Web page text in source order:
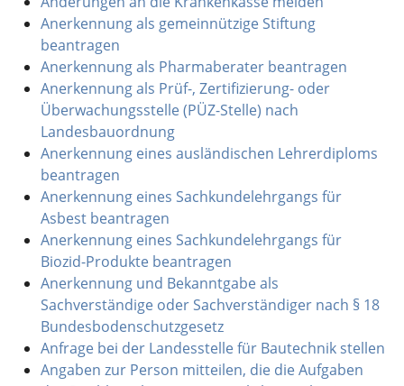
Anerkennung als gemeinnützige Stiftung
beantragen
Anerkennung als Pharmaberater beantragen
Anerkennung als Prüf-, Zertifizierung- oder
Überwachungsstelle (PÜZ-Stelle) nach
Landesbauordnung
Anerkennung eines ausländischen Lehrerdiploms
beantragen
Anerkennung eines Sachkundelehrgangs für
Asbest beantragen
Anerkennung eines Sachkundelehrgangs für
Biozid-Produkte beantragen
Anerkennung und Bekanntgabe als
Sachverständige oder Sachverständiger nach § 18
Bundesbodenschutzgesetz
Anfrage bei der Landesstelle für Bautechnik stellen
Angaben zur Person mitteilen, die die Aufgaben